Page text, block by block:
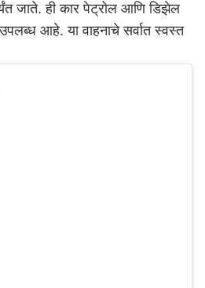
जाते. ही कार पेट्रोल आणि डिझेल
उपलब्ध आहे. या वाहनाचे सर्वात स्वस्त